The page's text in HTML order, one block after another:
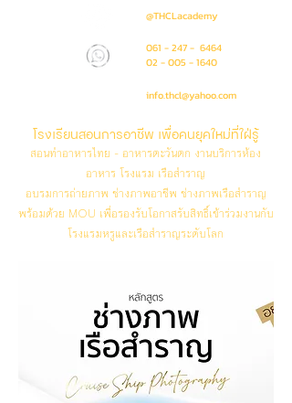
@THCLacademy
061 - 247 - 6464
02 - 005 - 1640
info.thcl@yahoo.com
โรงเรียนสอนการอาชีพ เพื่อคนยุคใหม่ที่ใฝ่รู้
สอนทำอาหารไทย - อาหารตะวันตก งานบริการห้อง
อาหาร โรงแรม เรือสำราญ
อบรมการถ่ายภาพ ช่างภาพอาชีพ ช่างภาพเรือสำราญ
พร้อมด้วย MOU เพื่อรองรับโอกาสรับสิทธิ์เข้าร่วมงานกับ
โรงแรมหรูและเรือสำราญระดับโลก